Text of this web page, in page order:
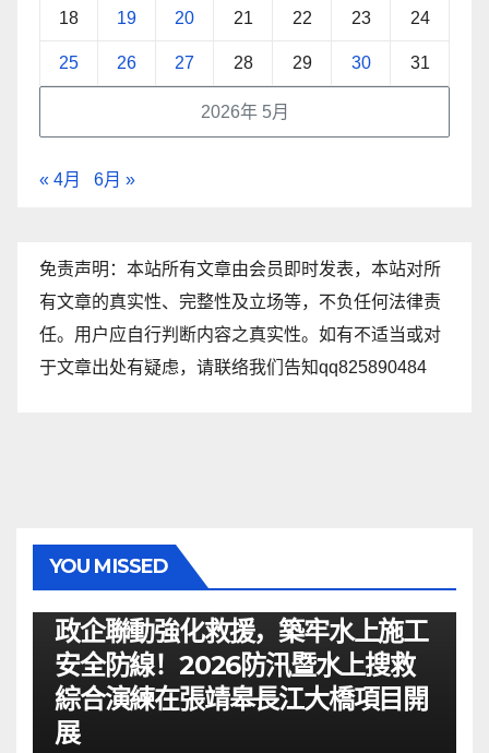
2026年 5月
18 19 20 21 22 23 24
25 26 27 28 29 30 31
« 4月 6月 »
免责声明：本站所有文章由会员即时发表，本站对所
有文章的真实性、完整性及立场等，不负任何法律责
任。用户应自行判断内容之真实性。如有不适当或对
于文章出处有疑虑，请联络我们告知qq825890484
YOU MISSED
政企聯動強化救援，築牢水上施工
安全防線！2026防汛暨水上搜救
綜合演練在張靖皋長江大橋項目開
展